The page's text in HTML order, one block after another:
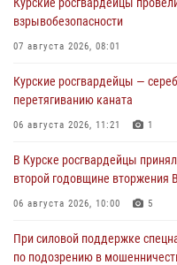
взрывобезопасности
07 августа 2026, 08:01
Курские росгвардейцы —
перетягиванию каната
06 августа 2026, 11:21 1
В Курске росгвардейцы
второй годовщине вторжения
06 августа 2026, 10:00 5
При силовой поддержке
по подозрению в